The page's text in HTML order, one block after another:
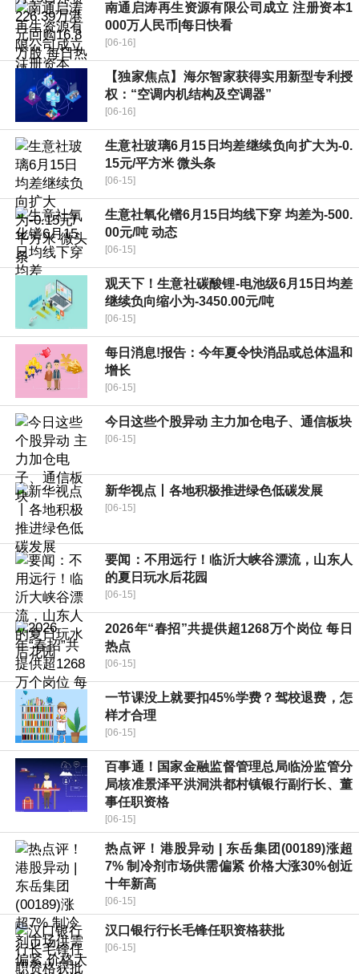
南通启涛再生资源有限公司成立 注册资本1
000万人民币|每日快看
[06-16]
【独家焦点】海尔智家获得实用新型专利授
权：“空调内机结构及空调器”
[06-16]
生意社玻璃6月15日均差继续负向扩大为-0.
15元/平方米 微头条
[06-15]
生意社氧化镨6月15日均线下穿 均差为-500.
00元/吨 动态
[06-15]
观天下！生意社碳酸锂-电池级6月15日均差
继续负向缩小为-3450.00元/吨
[06-15]
每日消息!报告：今年夏令快消品或总体温和
增长
[06-15]
今日这些个股异动 主力加仓电子、通信板块
[06-15]
新华视点丨各地积极推进绿色低碳发展
[06-15]
要闻：不用远行！临沂大峡谷漂流，山东人
的夏日玩水后花园
[06-15]
2026年“春招”共提供超1268万个岗位 每日
热点
[06-15]
一节课没上就要扣45%学费？驾校退费，怎
样才合理
[06-15]
百事通！国家金融监督管理总局临汾监管分
局核准景泽平洪洞洪都村镇银行副行长、董
事任职资格
[06-15]
热点评！港股异动 | 东岳集团(00189)涨超
7% 制冷剂市场供需偏紧 价格大涨30%创近
十年新高
[06-15]
汉口银行行长毛锋任职资格获批
[06-15]